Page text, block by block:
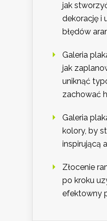
jak
dekorację i
błędów
Galeria
jak
uniknąć
zachować
Galeria
kolory, by
inspirującą
Złocenie
po kroku
efektowny